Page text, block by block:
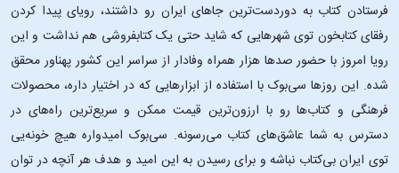
فرستادن کتاب به دوردست‌ترین جاهای ایران رو داشتند، رویای پیدا کردن
رفقای کتابخون توی شهرهایی که شاید حتی یک کتابفروشی هم نداشت و این
رویا امروز با حضور صدها هزار همراه وفادار از سراسر این کشور پهناور محقق
شده. این ‌روزها سی‌بوک با استفاده از ابزارهایی که در اختیار داره، محصولات
فرهنگی و کتاب‌ها رو با ارزون‌ترین قیمت ممکن و سریع‌ترین راه‌های در
دسترس به شما عاشق‌های کتاب می‌رسونه. سی‌بوک امیدواره هیچ خونه‌یی
توی ایران بی‌کتاب نباشه و برای رسیدن به این امید و هدف هر آنچه در توان